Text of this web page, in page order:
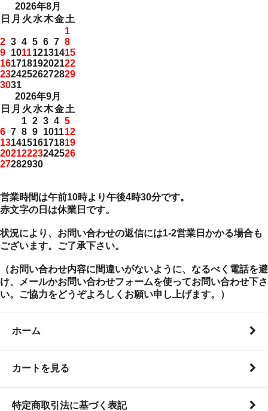
2026年8月
日 月 火 水木金土
1
2 3 4 5 6 7 8
9 101112131415
16171819202122
23242526272829
3031
2026年9月
日 月 火 水木金土
1 2 3 4 5
6 7 8 9 101112
13141516171819
20212223242526
27282930
営業時間は午前10時より午後4時30分です。
赤文字の日は休業日です。
状況により、お問い合わせの返信には1-2営業日かかる場合も
ございます。ご了承下さい。
（お問い合わせ内容に間違いがないように、なるべく電話を避
け、メールかお問い合わせフォームを使ってお問い合わせ下さ
い。ご協力をどうぞよろしくお願い申し上げます。）
ホーム
カートを見る
特定商取引法に基づく表記